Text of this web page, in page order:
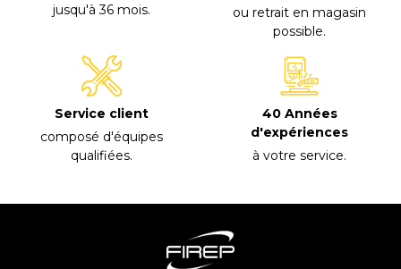
jusqu'à 36 mois.
ou retrait en magasin
possible.
Service client
composé d'équipes
qualifiées.
40 Années
d'expériences
à votre service.